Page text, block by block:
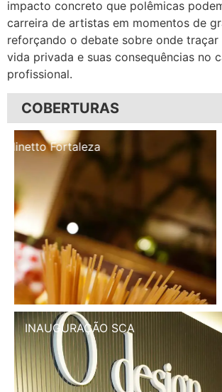
impacto concreto que polêmicas
carreira de artistas em momentos de
reforçando o debate sobre onde traçar
vida privada e suas consequências no
profissional.
COBERTURAS
Inauguração Illa Café
INAUGURAÇÃO SCA